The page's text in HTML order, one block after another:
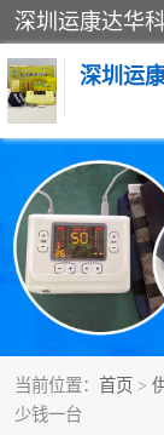
深圳运
当前位置： 首页 >
少钱一台
多功能治疗仪
中低频治疗仪
**腺治疗仪